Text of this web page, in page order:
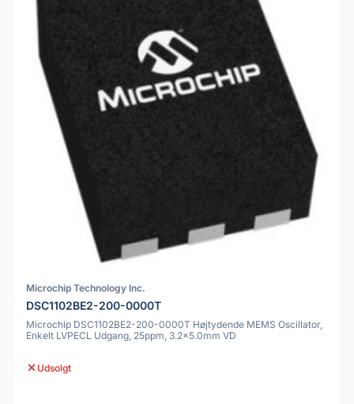
Microchip Technology Inc.
DSC1102BE2-200-0000T
Microchip DSC1102BE2-200-0000T Højtydende MEMS Oscillator,
Enkelt LVPECL Udgang, 25ppm, 3.2x5.0mm VD
Udsolgt